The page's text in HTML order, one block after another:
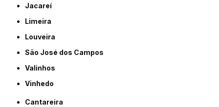
Jacareí
Limeira
Louveira
São José dos Campos
Valinhos
Vinhedo
Cantareira